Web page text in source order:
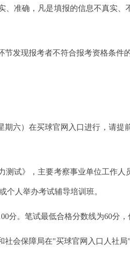
、准确，凡是填报的信息不真实
发现报考者不符合报考资格条件
期六）在买球官网入口进行，请
测试》，主要考察事业单位工作
个人举办考试辅导培训班。
分。笔试最低合格分数线为60分，
会保障局在"买球官网入口人社